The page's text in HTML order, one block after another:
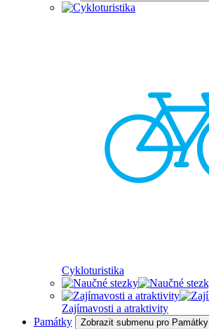
Cykloturistika
Zajímavosti a atraktivity
Památky
Zobrazit submenu pro Památky